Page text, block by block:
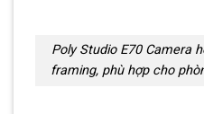
Poly Studio E70 Camera
framing, phù hợp cho